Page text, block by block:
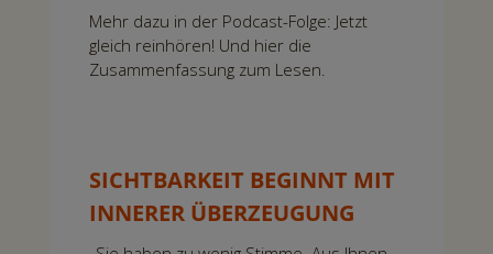
Mehr dazu in der Podcast-Folge: Jetzt
gleich reinhören! Und hier die
Zusammenfassung zum Lesen.
SICHTBARKEIT BEGINNT MIT
INNERER ÜBERZEUGUNG